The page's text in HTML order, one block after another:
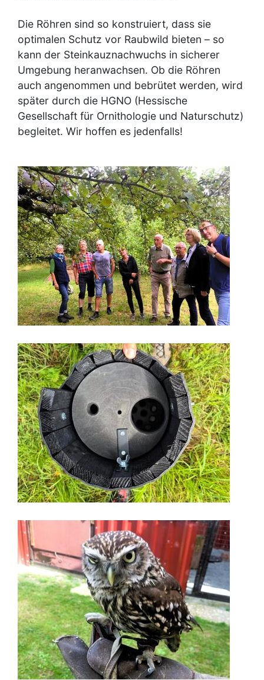
Die Röhren sind so konstruiert, dass sie
optimalen Schutz vor Raubwild bieten – so
kann der Steinkauznachwuchs in sicherer
Umgebung heranwachsen. Ob die Röhren
auch angenommen und bebrütet werden, wird
später durch die HGNO (Hessische
Gesellschaft für Ornithologie und Naturschutz)
begleitet. Wir hoffen es jedenfalls!
Image
Image
Image